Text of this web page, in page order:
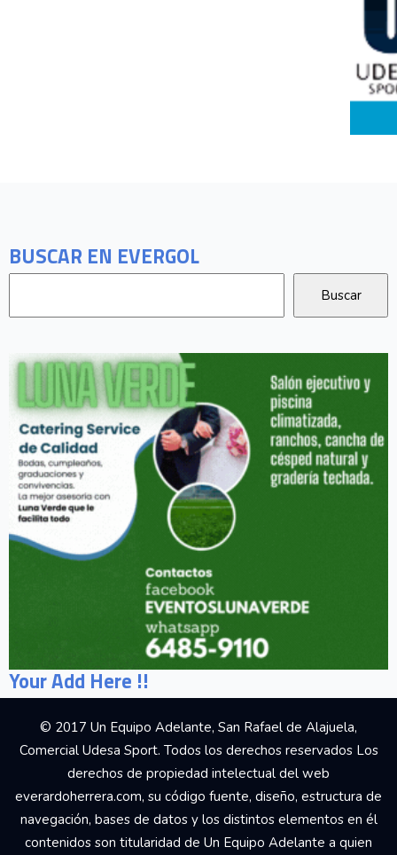
BUSCAR EN EVERGOL
Your Add Here !!
© 2017 Un Equipo Adelante, San Rafael de Alajuela,
Comercial Udesa Sport. Todos los derechos reservados Los
derechos de propiedad intelectual del web
everardoherrera.com, su código fuente, diseño, estructura de
navegación, bases de datos y los distintos elementos en él
contenidos son titularidad de Un Equipo Adelante a quien